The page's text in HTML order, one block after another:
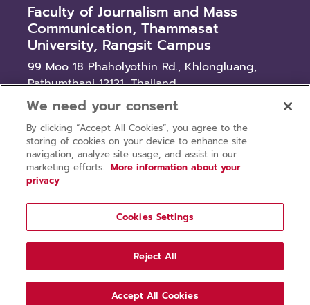
Faculty of Journalism and Mass
Communication, Thammasat
University, Rangsit Campus
99 Moo 18 Phaholyothin Rd., Khlongluang,
Pathumthani 12121, Thailand
News
Procurement
Recruitment
Privacy policy
Terms of use
Copyright © 2026 Faculty of Journalism and Mass
Communication, Thammasat University. All rights
We need your consent
By clicking “Accept All Cookies”, you agree to the
storing of cookies on your device to enhance site
navigation, analyze site usage, and assist in our
marketing efforts. More information about your
privacy
Cookies Settings
Reject All
Accept All Cookies